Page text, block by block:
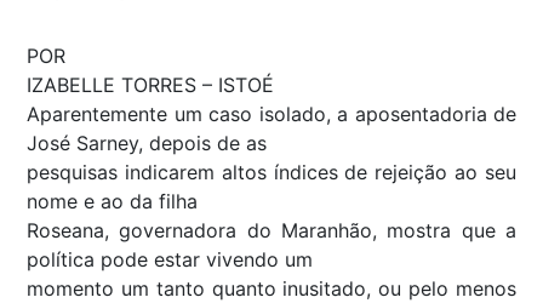
POR
IZABELLE TORRES – ISTOÉ
Aparentemente um caso isolado, a aposentadoria de
José Sarney, depois de as
pesquisas indicarem altos índices de rejeição ao seu
nome e ao da filha
Roseana, governadora do Maranhão, mostra que a
política pode estar vivendo um
momento um tanto quanto inusitado, ou pelo menos